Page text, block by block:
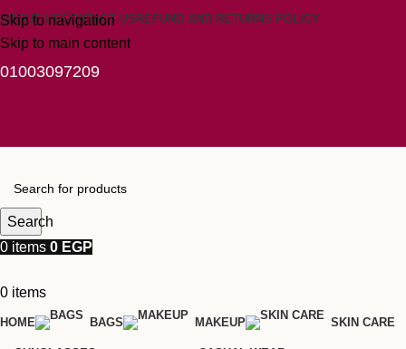
Skip to navigation
Skip to main content
ABOUT USCONTACT US REFUND AND RETURNS POLICY
01003097209
Search
0 items 0 EGP
0 items
HOME BAGS MAKEUP SKIN CARE